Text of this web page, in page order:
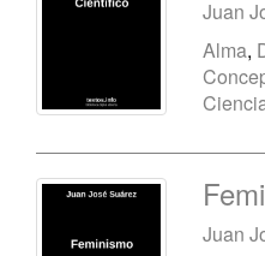
Juan
Alma,
Juan